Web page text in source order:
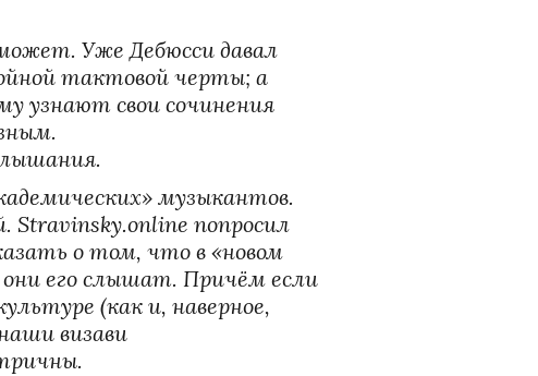
Уже Дебюсси давал
тактовой черты; а
узнают свои сочинения
музыкантов.
попросил
о том, что в «новом
они его слышат. Причём если
(как и, наверное,
визави